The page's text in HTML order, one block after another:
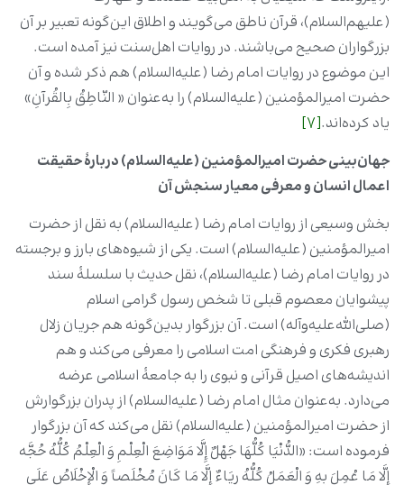
(علیهم‌السلام)، قرآن ناطق می‌گویند و اطلاق این‌گونه تعبیر بر آن
بزرگواران صحیح می‌باشند. در روایات اهل‌سنت نیز آمده است.
این موضوع در روایات امام رضا (علیه‌السلام) هم ذکر شده و آن
حضرت امیرالمؤمنین (علیه‌السلام) را به‌عنوان « النّاطِقُ بِالقُرآنِ»
یاد کرده‌اند.[7]
جهان‌بینی حضرت امیرالمؤمنین (علیه‌السلام) دربارۀ حقیقت
اعمال انسان و معرفی معیار سنجش آن
بخش وسیعی از روایات امام رضا (علیه‌السلام) به نقل از حضرت
امیرالمؤمنین (علیه‌السلام) است. یکی از شیوه‌های بارز و برجسته
در روایات امام رضا (علیه‌السلام)، نقل حدیث با سلسلۀ سند
پیشوایان معصوم قبلی تا شخص رسول گرامی اسلام
(صلی‌الله‌علیه‌وآله) است. آن بزرگوار بدین‌گونه هم جریان زلال
رهبری فکری و فرهنگی امت اسلامی را معرفی می‌کند و هم
اندیشه‌های اصیل قرآنی و نبوی را به جامعۀ اسلامی عرضه
می‌دارد. به‌عنوان مثال امام رضا (علیه‌السلام) از پدران بزرگوارش
از حضرت امیرالمؤمنین (علیه‌السلام) نقل می‌کند که آن بزرگوار
فرموده است: «الدُّنْیَا کُلُّهَا جَهْلٌ إِلَّا مَوَاضِعَ الْعِلْمِ وَ الْعِلْمُ کُلُّهُ حُجَّه
إِلَّا مَا عُمِلَ بِهِ وَ الْعَمَلُ کُلُّهُ رِیَاءٌ إِلَّا مَا کَانَ مُخْلَصاً وَ الْإِخْلَاصُ عَلَی